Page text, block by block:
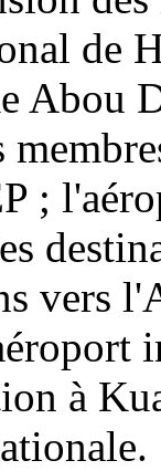
de
Abou
;
vers
à